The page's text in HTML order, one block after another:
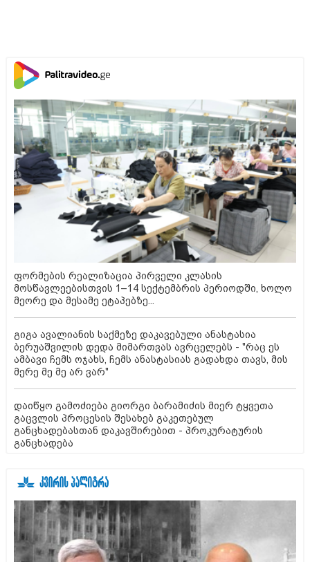
ფორმების რეალიზაცია პირველი კლასის
მოსწავლეებისთვის 1–14 სექტემბრის პერიოდში, ხოლო
მეორე და მესამე ეტაპებზე...
გიგა ავალიანის საქმეზე დაკავებული ანასტასია
ბერუაშვილის დედა მიმართვას ავრცელებს - "რაც ეს
ამბავი ჩემს ოჯახს, ჩემს ანასტასიას გადახდა თავს, მის
მერე მე მე არ ვარ"
დაიწყო გამოძიება გიორგი ბარამიძის მიერ ტყვეთა
გაცვლის პროცესის შესახებ გაკეთებულ
განცხადებასთან დაკავშირებით - პროკურატურის
განცხადება